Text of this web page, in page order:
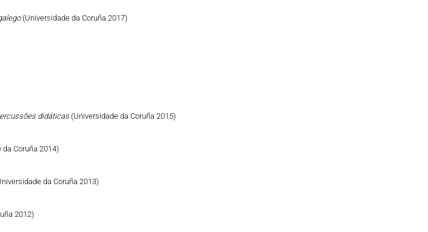
(Universidade da Coruña 2017)
didáticas (Universidade da Coruña 2015)
Coruña 2014)
da Coruña 2013)
2012)